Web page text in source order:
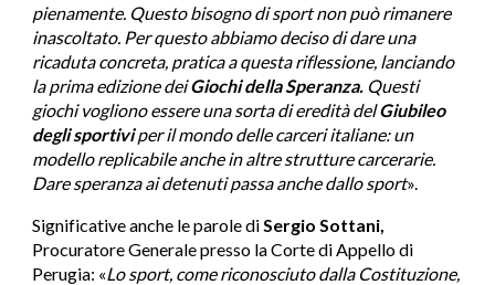
pienamente. Questo bisogno di sport non può rimanere
inascoltato. Per questo abbiamo deciso di dare una
ricaduta concreta, pratica a questa riflessione, lanciando
la prima edizione deiGiochi della Speranza. Questi
giochi vogliono essere una sorta di eredità delGiubileo
degli sportiviper il mondo delle carceri italiane: un
modello replicabile anche in altre strutture carcerarie.
Dare speranza ai detenuti passa anche dallo sport».
Significative anche le parole diSergio Sottani,
Procuratore Generale presso la Corte di Appello di
Perugia: «Lo sport, come riconosciuto dalla Costituzione,